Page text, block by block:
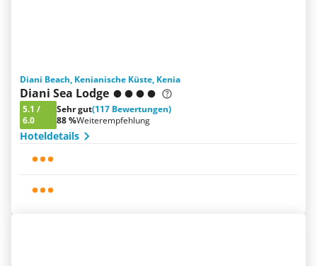
Diani Beach, Kenianische Küste, Kenia
Diani Sea Lodge
5.1 /
6.0
Sehr gut(117 Bewertungen)
88 %Weiterempfehlung
Hoteldetails